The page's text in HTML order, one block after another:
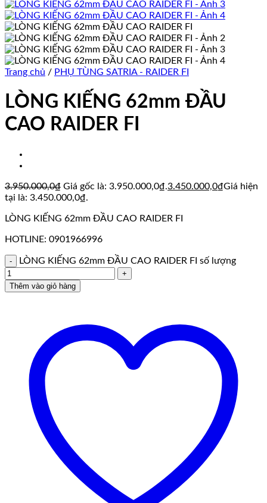
Trang chủ / PHỤ TÙNG SATRIA - RAIDER FI
LÒNG KIẾNG 62mm ĐẦU
CAO RAIDER FI
3.950.000,0₫ Giá gốc là: 3.950.000,0₫.3.450.000,0₫Giá hiện
tại là: 3.450.000,0₫.
LÒNG KIẾNG 62mm ĐẦU CAO RAIDER FI
HOTLINE: 0901966996
LÒNG KIẾNG 62mm ĐẦU CAO RAIDER FI số lượng
Thêm vào giỏ hàng